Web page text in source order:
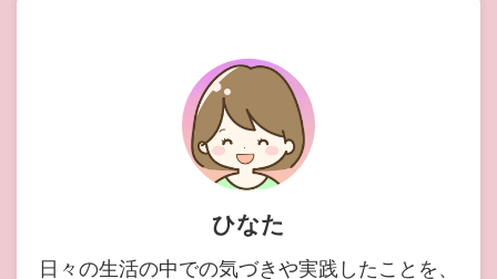
ひなた
日々の生活の中での気づきや実践したことを、